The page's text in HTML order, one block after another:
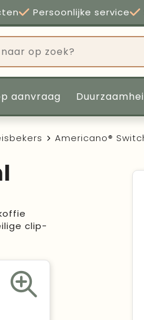
Persoonlijke service
aanvraag
Americano®
clip-